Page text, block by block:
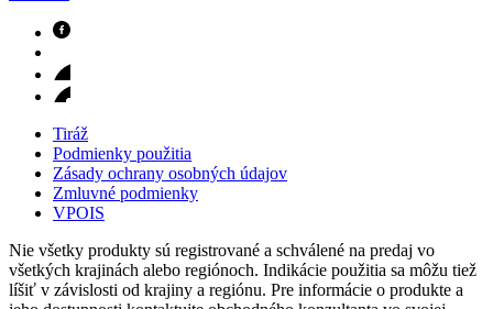
Tiráž
Podmienky použitia
Zásady ochrany osobných údajov
Zmluvné podmienky
VPOIS
Nie všetky produkty sú registrované a schválené na predaj vo
všetkých krajinách alebo regiónoch. Indikácie použitia sa môžu tiež
líšiť v závislosti od krajiny a regiónu. Pre informácie o produkte a